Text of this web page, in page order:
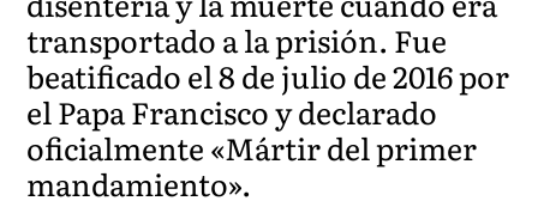
transportado a la prisión. Fue
beatificado el 8 de julio de 2016 por
el Papa Francisco y declarado
oficialmente «Mártir del primer
mandamiento».